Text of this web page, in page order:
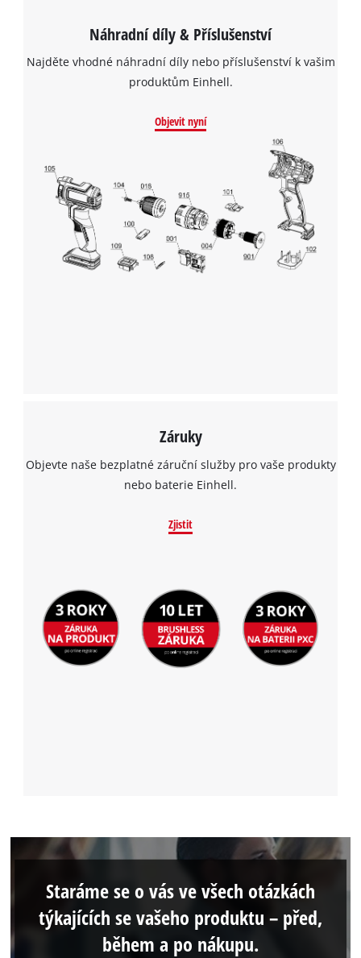
Náhradní díly & Příslušenství
Najděte vhodné náhradní díly nebo příslušenství k vašim
produktům Einhell.
Objevit nyní
Záruky
Objevte naše bezplatné záruční služby pro vaše produkty
nebo baterie Einhell.
Zjistit
Staráme se o vás ve všech otázkách
týkajících se vašeho produktu – před,
během a po nákupu.